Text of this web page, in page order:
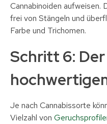
Cannabinoiden aufweisen.
frei von Stängeln und
Farbe und Trichomen.
Schritt 6:
Je nach Cannabissorte
Vielzahl von